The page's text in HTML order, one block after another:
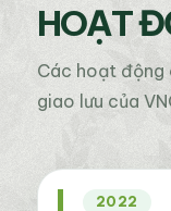
HOẠT
Các hoạt động
giao lưu của
2022